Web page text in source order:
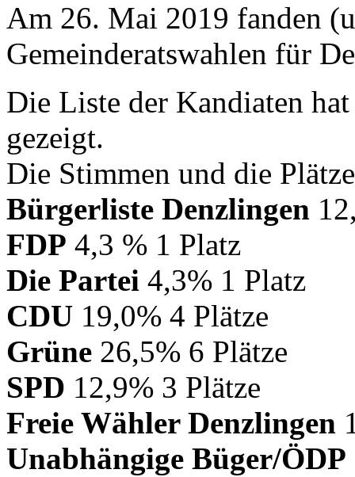
Am 26. Mai 2019 fanden
Gemeinderatswahlen für
Die Liste der Kandiaten
gezeigt.
Die Stimmen und die
Bürgerliste Denzlingen
FDP 4,3 % 1 Platz
Die Partei 4,3% 1 Platz
CDU 19,0% 4 Plätze
Grüne 26,5% 6 Plätze
SPD 12,9% 3 Plätze
Freie Wähler Denzlingen
Unabhängige Büger/ÖDP